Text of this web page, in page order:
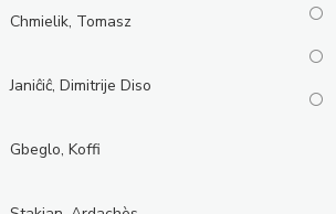
Chmielik, Tomasz
Janiĉiĉ, Dimitrije Diso
Gbeglo, Koffi